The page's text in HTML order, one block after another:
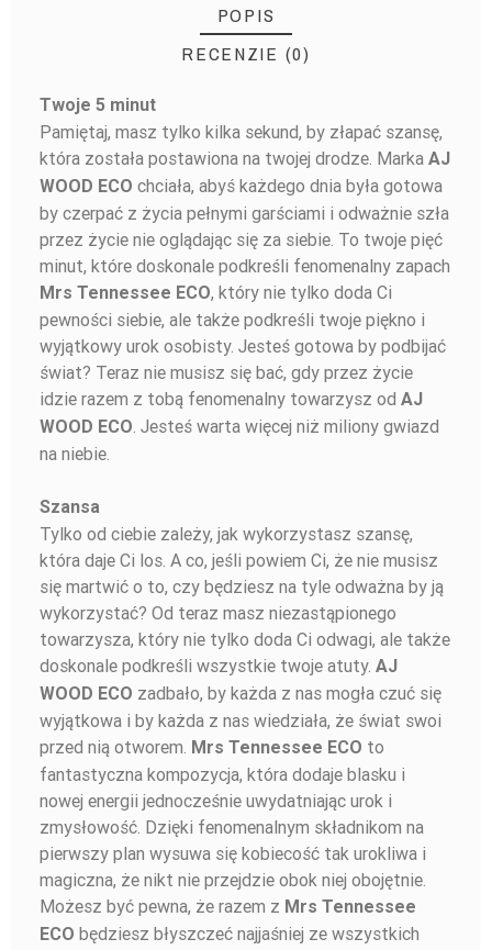
POPIS
RECENZIE (0)
Twoje 5 minut
Pamiętaj, masz tylko kilka sekund, by złapać szansę,
która została postawiona na twojej drodze. Marka AJ
WOOD ECO chciała, abyś każdego dnia była gotowa
by czerpać z życia pełnymi garściami i odważnie szła
przez życie nie oglądając się za siebie. To twoje pięć
minut, które doskonale podkreśli fenomenalny zapach
Mrs Tennessee ECO, który nie tylko doda Ci
pewności siebie, ale także podkreśli twoje piękno i
wyjątkowy urok osobisty. Jesteś gotowa by podbijać
świat? Teraz nie musisz się bać, gdy przez życie
idzie razem z tobą fenomenalny towarzysz od AJ
WOOD ECO . Jesteś warta więcej niż miliony gwiazd
na niebie.
Szansa
Tylko od ciebie zależy, jak wykorzystasz szansę,
która daje Ci los. A co, jeśli powiem Ci, że nie musisz
się martwić o to, czy będziesz na tyle odważna by ją
wykorzystać? Od teraz masz niezastąpionego
towarzysza, który nie tylko doda Ci odwagi, ale także
doskonale podkreśli wszystkie twoje atuty. AJ
WOOD ECO zadbało, by każda z nas mogła czuć się
wyjątkowa i by każda z nas wiedziała, że świat swoi
przed nią otworem. Mrs Tennessee ECO to
fantastyczna kompozycja, która dodaje blasku i
nowej energii jednocześnie uwydatniając urok i
zmysłowość. Dzięki fenomenalnym składnikom na
pierwszy plan wysuwa się kobiecość tak urokliwa i
magiczna, że nikt nie przejdzie obok niej obojętnie.
Możesz być pewna, że razem z Mrs Tennessee
ECO będziesz błyszczeć najjaśniej ze wszystkich
BUĎTE PRVÝ, KTO NAPÍŠE RECENZIU!